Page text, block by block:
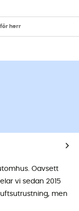
herr
Oavsett
vi sedan 2015
men